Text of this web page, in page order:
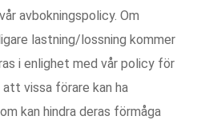
avbokningspolicy. Om
lastning/lossning kommer
i enlighet med vår policy för
vissa förare kan ha
kan hindra deras förmåga